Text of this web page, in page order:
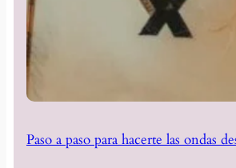
Paso a paso para hacerte las ondas